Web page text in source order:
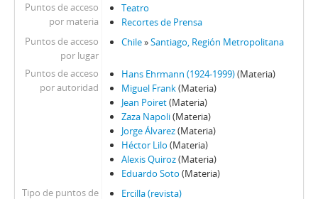
00079 - Un Shakespeare Poco Consistente
00081 - Dramaturgo, Entre Otras Cosas
00082 - Reaparición De Goldoni
00083 - Inquietudes Estudiantiles
00084 - El Dilema De Cómo Vivir
00085 - Brecht: El Gran Ausente
00086 - Para Escolares
00087 - Sátira En Lo Barnechea
00088 - Ni Crudo Ni Podrido
00089 - Casi Medio Siglo De Teatro
Puntos de acceso
por materia
Teatro
Recortes de Prensa
Puntos de acceso
por lugar
Chile»Santiago, Región Metropolitana
Puntos de acceso
por autoridad
Hans Ehrmann (1924-1999)(Materia)
Miguel Frank(Materia)
Jean Poiret(Materia)
Zaza Napoli(Materia)
Jorge Álvarez(Materia)
Héctor Lilo (Materia)
Alexis Quiroz(Materia)
Eduardo Soto (Materia)
Tipo de puntos de
Ercilla (revista)